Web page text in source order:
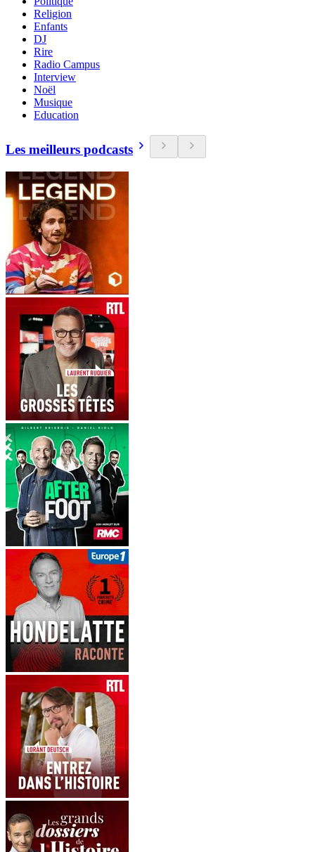
Religion
Enfants
DJ
Rire
Radio Campus
Interview
Noël
Musique
Education
Les meilleurs podcasts